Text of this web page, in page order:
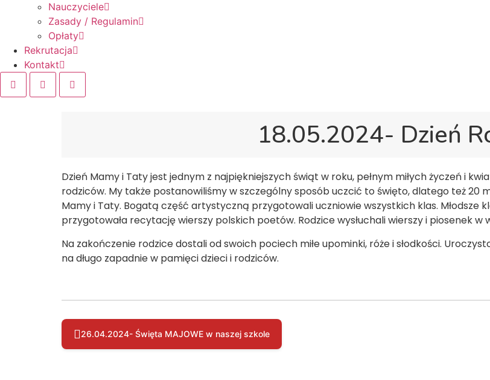
Nauczyciele
Zasady / Regulamin
Opłaty
Rekrutacja
Kontakt
18.05.2024- Dzień
Dzień Mamy i Taty jest jednym z najpiękniejszych świąt w roku, pełnym miłych życzeń i
rodziców. My także postanowiliśmy w szczególny sposób uczcić to święto, dlatego też 20
Mamy i Taty. Bogatą część artystyczną przygotowali uczniowie wszystkich klas. Młodsze
przygotowała recytację wierszy polskich poetów. Rodzice wysłuchali wierszy i piosenek w
Na zakończenie rodzice dostali od swoich pociech miłe upominki, róże i słodkości.
na długo zapadnie w pamięci dzieci i rodziców.
26.04.2024- Święta MAJOWE w naszej szkole